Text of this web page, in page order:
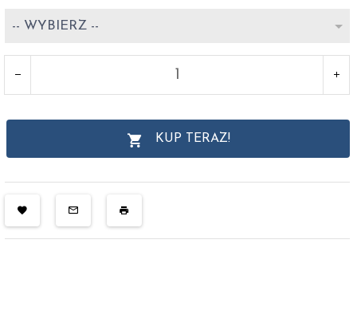
-- WYBIERZ --
KUP TERAZ!